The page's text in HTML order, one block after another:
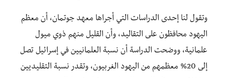
وتقول لنا إحدى الدراسات التي أجراها معهد جوتمان، أن معظم
اليهود محافظون على التقاليد، وأن القليل منهم ذوي ميول
علمانية، ووضحت الدراسة أن نسبة العلمانيين في إسرائيل تصل
إلى 20% معظمهم من اليهود الغربيون، وتقدر نسبة التقليديين